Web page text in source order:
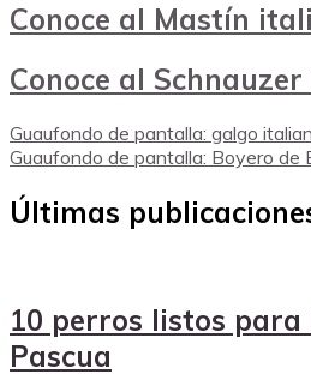
Conoce al Mastín
Conoce al
Guaufondo de pantalla: galgo
Guaufondo de pantalla: Boyero de
Últimas
10 perros listos para
Pascua